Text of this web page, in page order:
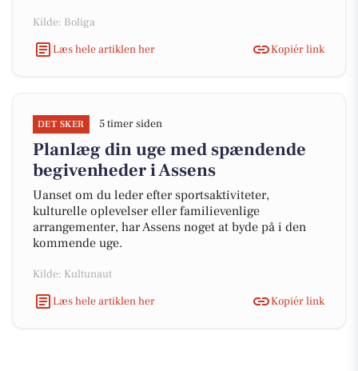
Kilde: Boliga
Læs hele artiklen her
Kopiér link
DET SKER 5 timer siden
Planlæg din uge med spændende
begivenheder i Assens
Uanset om du leder efter sportsaktiviteter,
kulturelle oplevelser eller familievenlige
arrangementer, har Assens noget at byde på i den
kommende uge.
Kilde: Kultunaut
Læs hele artiklen her
Kopiér link